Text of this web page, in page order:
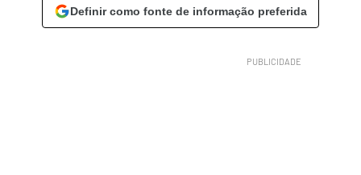
Definir como fonte de informação preferida